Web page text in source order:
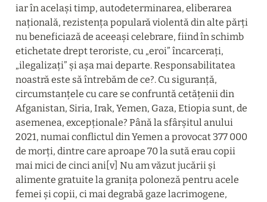
iar în același timp, autodeterminarea, eliberarea
națională, rezistența populară violentă din alte părți
nu beneficiază de aceeași celebrare, fiind în schimb
etichetate drept teroriste, cu „eroi” încarcerați,
„ilegalizați” și așa mai departe. Responsabilitatea
noastră este să întrebăm de ce?. Cu siguranță,
circumstanțele cu care se confruntă cetățenii din
Afganistan, Siria, Irak, Yemen, Gaza, Etiopia sunt, de
asemenea, excepționale? Până la sfârșitul anului
2021, numai conflictul din Yemen a provocat 377 000
de morți, dintre care aproape 70 la sută erau copii
mai mici de cinci ani[v] Nu am văzut jucării și
alimente gratuite la granița poloneză pentru acele
femei și copii, ci mai degrabă gaze lacrimogene,